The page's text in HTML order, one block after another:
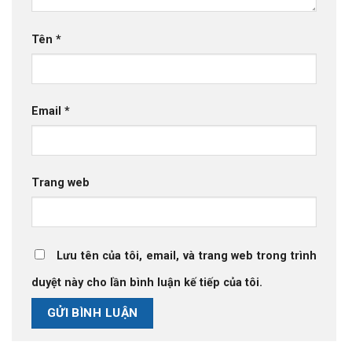
Tên *
Email *
Trang web
Lưu tên của tôi, email, và trang web trong trình
duyệt này cho lần bình luận kế tiếp của tôi.